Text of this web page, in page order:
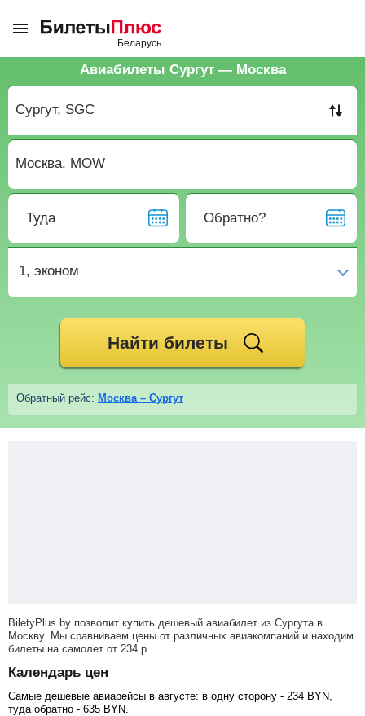
Авиабилеты Сургут — Москва
Туда Обратно?
1, эконом
Найти билеты
Обратный рейс: Москва – Сургут
BiletyPlus.by позволит купить дешевый авиабилет из Сургута в
Москву. Мы сравниваем цены от различных авиакомпаний и находим
билеты на самолет от 234 р
Календарь цен
Самые дешевые авиарейсы в августе: в одну сторону - 234 BYN
туда обратно - 635 BYN